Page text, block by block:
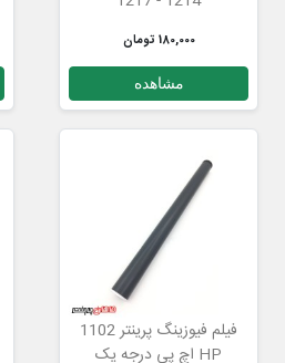
180,000 تومان
مشاهده
فیلم فیوزینگ پرینتر 1102
HP اچ پی درجه یک